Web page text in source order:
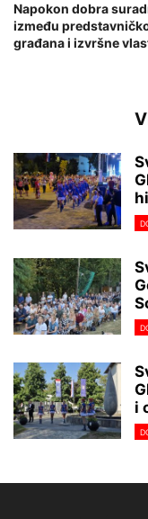
Napokon dobra
između
građana i izvršne
i